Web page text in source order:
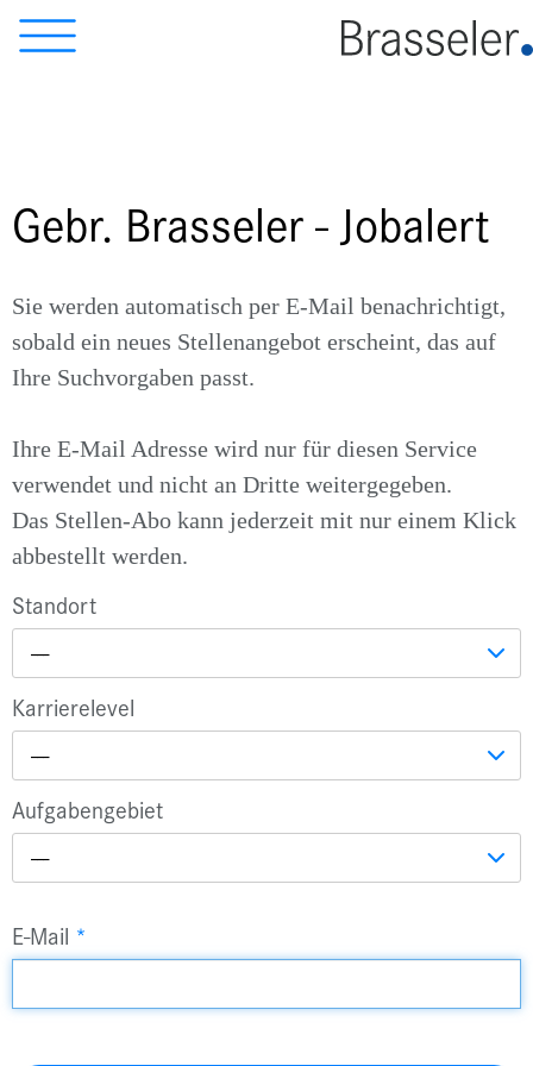
Gebr. Brasseler - Jobalert
Sie werden automatisch per E-Mail benachrichtigt,
sobald ein neues Stellenangebot erscheint, das auf
Ihre Suchvorgaben passt.
Ihre E-Mail Adresse wird nur für diesen Service
verwendet und nicht an Dritte weitergegeben.
Das Stellen-Abo kann jederzeit mit nur einem Klick
abbestellt werden.
Standort
---
Karrierelevel
---
Aufgabengebiet
---
E-Mail *